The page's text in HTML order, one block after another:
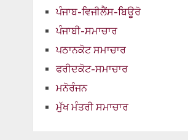
ਪੰਜਾਬ-ਵਿਜੀਲੈਂਸ-ਬਿਊਰੋ
ਪੰਜਾਬੀ-ਸਮਾਚਾਰ
ਪਠਾਨਕੋਟ ਸਮਾਚਾਰ
ਫਰੀਦਕੋਟ-ਸਮਾਚਾਰ
ਮਨੋਰੰਜਨ
ਮੁੱਖ ਮੰਤਰੀ ਸਮਾਚਾਰ